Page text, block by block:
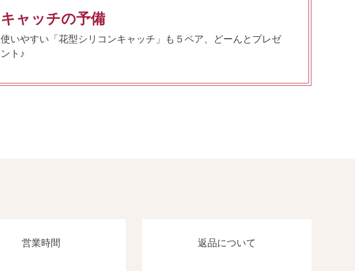
キャッチの予備
使いやすい「花型シリコンキャッチ」も５ペア、どーんとプレゼ
ント♪
営業時間 返品について